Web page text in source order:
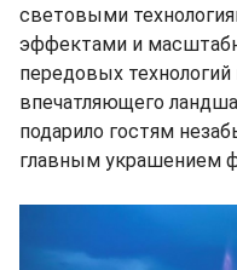
световыми
эффектами и
передовых
впечатляющего
подарило гостям
главным украшением